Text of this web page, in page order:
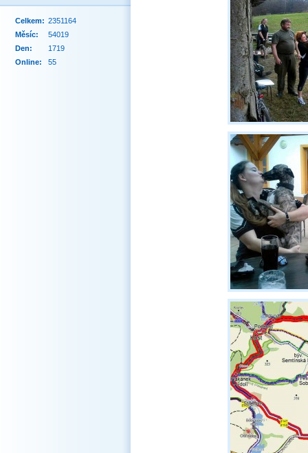
Online: 55
Celkem: 2351164
Měsíc:
54019
Den:
1719